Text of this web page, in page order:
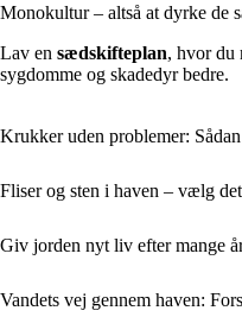
Monokultur – altså at dyrke de
Lav en sædskifteplan, hvor du
sygdomme og skadedyr bedre.
Krukker uden problemer:
Fliser og sten i haven – vælg
Giv jorden nyt liv efter mange
Vandets vej gennem haven: